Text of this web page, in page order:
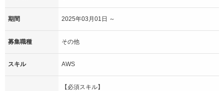
期間 2025年03月01日 ～
募集職種 その他
スキル AWS
【必須スキル】